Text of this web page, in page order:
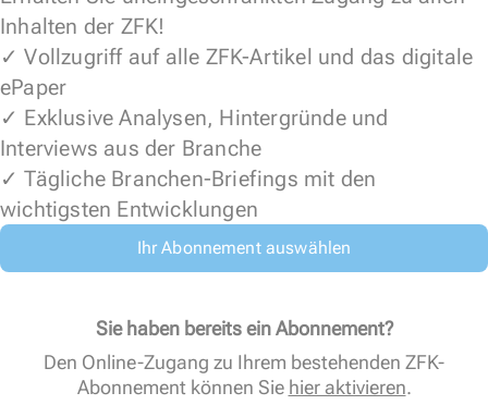
Inhalten der ZFK!
✓ Vollzugriff auf alle ZFK-Artikel und das digitale
ePaper
✓ Exklusive Analysen, Hintergründe und
Interviews aus der Branche
✓ Tägliche Branchen-Briefings mit den
wichtigsten Entwicklungen
Ihr Abonnement auswählen
Sie haben bereits ein Abonnement?
Den Online-Zugang zu Ihrem bestehenden ZFK-
Abonnement können Sie hier aktivieren.